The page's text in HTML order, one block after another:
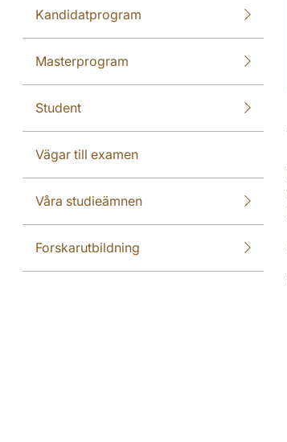
Kandidatprogram
Masterprogram
Student
Vägar till examen
Våra studieämnen
Forskarutbildning